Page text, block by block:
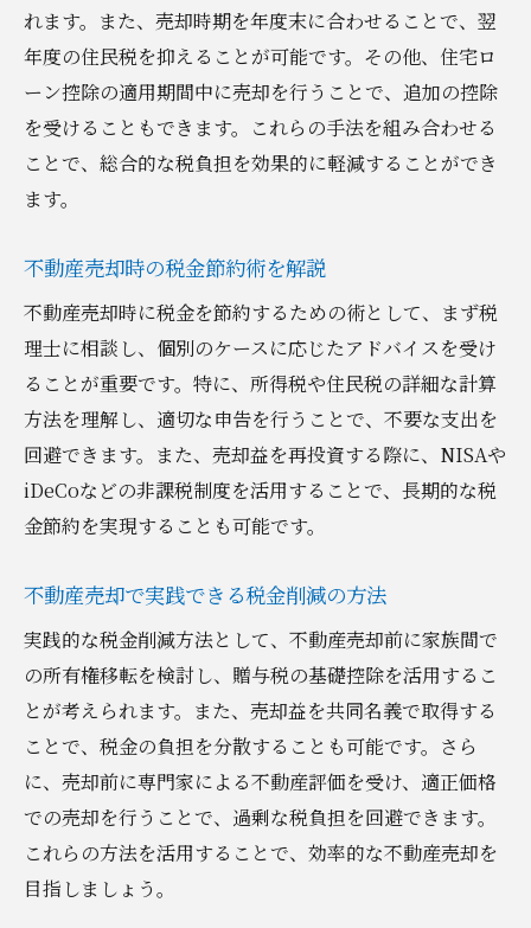
れます。また、売却時期を年度末に合わせることで、翌
年度の住民税を抑えることが可能です。その他、住宅ロ
ーン控除の適用期間中に売却を行うことで、追加の控除
を受けることもできます。これらの手法を組み合わせる
ことで、総合的な税負担を効果的に軽減することができ
ます。
不動産売却時の税金節約術を解説
不動産売却時に税金を節約するための術として、まず税
理士に相談し、個別のケースに応じたアドバイスを受け
ることが重要です。特に、所得税や住民税の詳細な計算
方法を理解し、適切な申告を行うことで、不要な支出を
回避できます。また、売却益を再投資する際に、NISAや
iDeCoなどの非課税制度を活用することで、長期的な税
金節約を実現することも可能です。
不動産売却で実践できる税金削減の方法
実践的な税金削減方法として、不動産売却前に家族間で
の所有権移転を検討し、贈与税の基礎控除を活用するこ
とが考えられます。また、売却益を共同名義で取得する
ことで、税金の負担を分散することも可能です。さら
に、売却前に専門家による不動産評価を受け、適正価格
での売却を行うことで、過剰な税負担を回避できます。
これらの方法を活用することで、効率的な不動産売却を
目指しましょう。